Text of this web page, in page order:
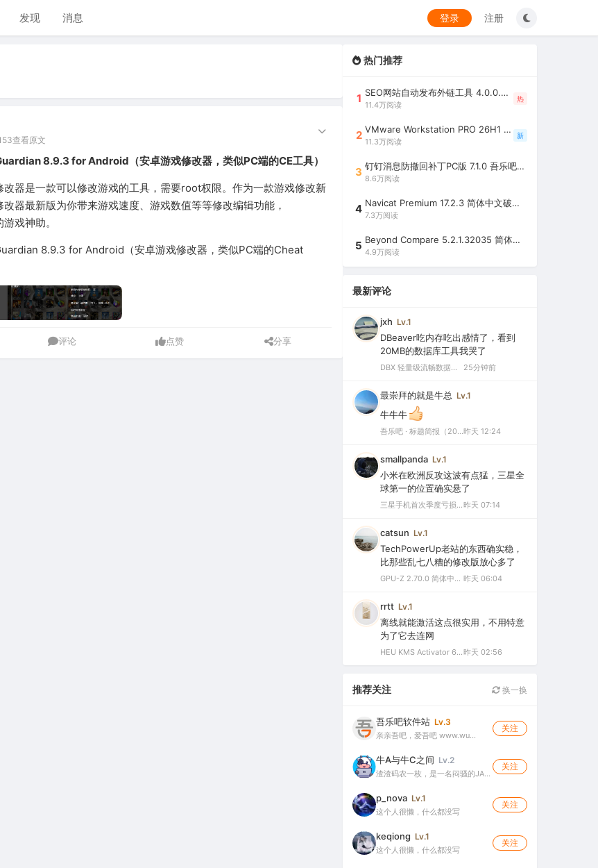
发现 消息 登录 注册
查看原文
8.9.3 for Android（安卓游戏修改器，类似PC端的CE工具）
器是一款可以修改游戏的工具，需要root权限。作为一款游戏修改新
器最新版为你带来游戏速度、游戏数值等等修改编辑功能，
戏神助。
8.9.3 for Android（安卓游戏修改器，类似PC端的Cheat
评论 点赞 分享
热门推荐
1 SEO网站自动发布外链工具 4.0.0.0 吾乐吧优化版（智能代理狂刷外链）
11.4万阅读
热
2 VMware Workstation PRO 26H1 中文精简安装注册版 / 完整版（最好用的虚拟机软件）
11.3万阅读
新
3 钉钉消息防撤回补丁PC版 7.1.0 吾乐吧优化版（支持消息防撤回+钉钉多开+支持消息永不已读+去除钉钉水印）
8.6万阅读
4 Navicat Premium 17.2.3 简体中文破解版（多重数据库管理工具）
7.3万阅读
5 Beyond Compare 5.2.1.32035 简体中文注册版（超强文件/夹比较工具）
4.9万阅读
最新评论
jxh Lv.1
DBeaver吃内存吃出感情了，看到
20MB的数据库工具我哭了
DBX 轻量级流畅数据库工具 v0.5.71 最新版（20MB 驾驭 60+ 数据库，内置 AI 助手，Navicat、DBeaver最佳替代品） 25分钟前
最崇拜的就是牛总 Lv.1
牛牛牛
吾乐吧 · 标题简报（2026-08-08）昨天 12:24
smallpanda Lv.1
小米在欧洲反攻这波有点猛，三星全
球第一的位置确实悬了
三星手机首次季度亏损，中国市场仅剩0.1%份额背后的三大败因昨天 07:14
catsun Lv.1
TechPowerUp老站的东西确实稳，
比那些乱七八糟的修改版放心多了
GPU-Z 2.70.0 简体中文汉化版（显卡测试专业的软件） 昨天 06:04
rrtt Lv.1
离线就能激活这点很实用，不用特意
为了它去连网
HEU KMS Activator 64.0 简体中文版（支持激活最新版Windows/Office离线永久激活）昨天 02:56
推荐关注 换一换
吾乐吧软件站 Lv.3
亲亲吾吧，爱吾吧 www.wu…
关注
牛A与牛C之间 Lv.2
渣渣码农一枚，是一名闷骚的JA…
关注
p_nova Lv.1
这个人很懒，什么都没写
关注
keqiong Lv.1
这个人很懒，什么都没写
关注